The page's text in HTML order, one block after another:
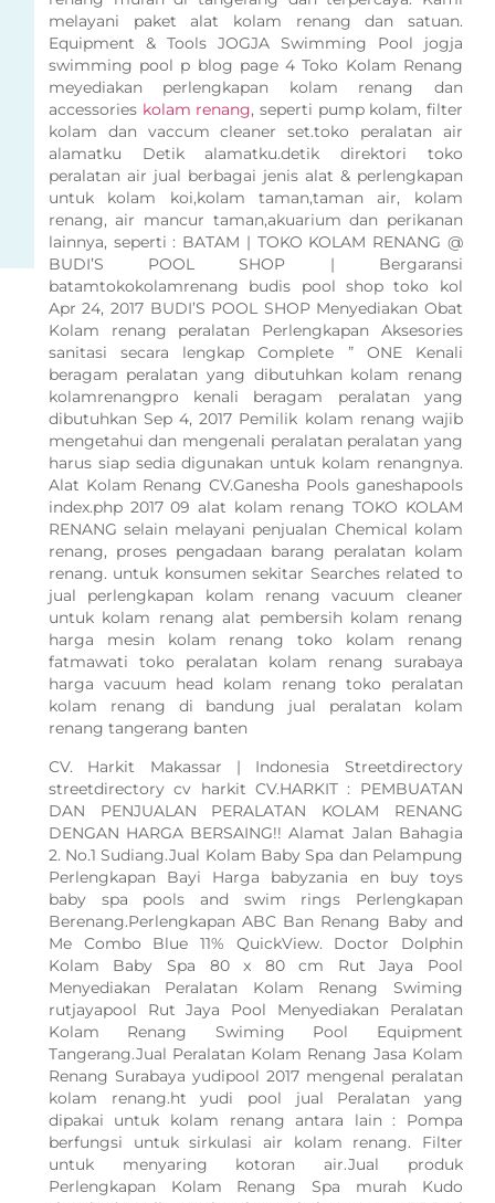
melayani paket alat kolam renang dan satuan.
Equipment & Tools JOGJA Swimming Pool jogja
swimming pool p blog page 4 Toko Kolam Renang
meyediakan perlengkapan kolam renang dan
accessories kolam renang, seperti pump kolam, filter
kolam dan vaccum cleaner set.toko peralatan air
alamatku Detik alamatku.detik direktori toko
peralatan air jual berbagai jenis alat & perlengkapan
untuk kolam koi,kolam taman,taman air, kolam
renang, air mancur taman,akuarium dan perikanan
lainnya, seperti : BATAM | TOKO KOLAM RENANG @
BUDI’S POOL SHOP | Bergaransi
batamtokokolamrenang budis pool shop toko kol
Apr 24, 2017 BUDI’S POOL SHOP Menyediakan Obat
Kolam renang peralatan Perlengkapan Aksesories
sanitasi secara lengkap Complete ” ONE Kenali
beragam peralatan yang dibutuhkan kolam renang
kolamrenangpro kenali beragam peralatan yang
dibutuhkan Sep 4, 2017 Pemilik kolam renang wajib
mengetahui dan mengenali peralatan peralatan yang
harus siap sedia digunakan untuk kolam renangnya.
Alat Kolam Renang CV.Ganesha Pools ganeshapools
index.php 2017 09 alat kolam renang TOKO KOLAM
RENANG selain melayani penjualan Chemical kolam
renang, proses pengadaan barang peralatan kolam
renang. untuk konsumen sekitar Searches related to
jual perlengkapan kolam renang vacuum cleaner
untuk kolam renang alat pembersih kolam renang
harga mesin kolam renang toko kolam renang
fatmawati toko peralatan kolam renang surabaya
harga vacuum head kolam renang toko peralatan
kolam renang di bandung jual peralatan kolam
renang tangerang banten
CV. Harkit Makassar | Indonesia Streetdirectory
streetdirectory cv harkit CV.HARKIT : PEMBUATAN
DAN PENJUALAN PERALATAN KOLAM RENANG
DENGAN HARGA BERSAING!! Alamat Jalan Bahagia
2. No.1 Sudiang.Jual Kolam Baby Spa dan Pelampung
Perlengkapan Bayi Harga babyzania en buy toys
baby spa pools and swim rings Perlengkapan
Berenang.Perlengkapan ABC Ban Renang Baby and
Me Combo Blue 11% QuickView. Doctor Dolphin
Kolam Baby Spa 80 x 80 cm Rut Jaya Pool
Menyediakan Peralatan Kolam Renang Swiming
rutjayapool Rut Jaya Pool Menyediakan Peralatan
Kolam Renang Swiming Pool Equipment
Tangerang.Jual Peralatan Kolam Renang Jasa Kolam
Renang Surabaya yudipool 2017 mengenal peralatan
kolam renang.ht yudi pool jual Peralatan yang
dipakai untuk kolam renang antara lain : Pompa
berfungsi untuk sirkulasi air kolam renang. Filter
untuk menyaring kotoran air.Jual produk
Perlengkapan Kolam Renang Spa murah Kudo